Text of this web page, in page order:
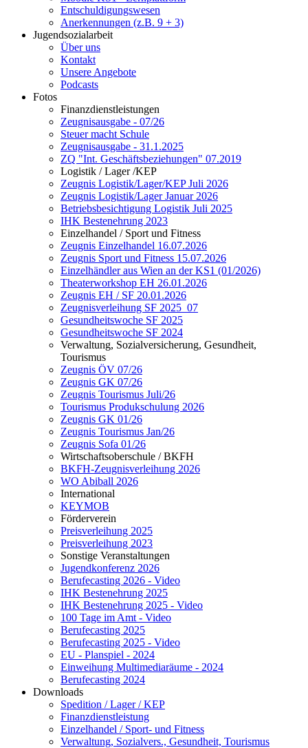
Entschuldigungswesen
Anerkennungen (z.B. 9 + 3)
Jugendsozialarbeit
Über uns
Kontakt
Unsere Angebote
Podcasts
Fotos
Finanzdienstleistungen
Zeugnisausgabe - 07/26
Steuer macht Schule
Zeugnisausgabe - 31.1.2025
ZQ "Int. Geschäftsbeziehungen" 07.2019
Logistik / Lager /KEP
Zeugnis Logistik/Lager/KEP Juli 2026
Zeugnis Logistik/Lager Januar 2026
Betriebsbesichtigung Logistik Juli 2025
IHK Bestenehrung 2023
Einzelhandel / Sport und Fitness
Zeugnis Einzelhandel 16.07.2026
Zeugnis Sport und Fitness 15.07.2026
Einzelhändler aus Wien an der KS1 (01/2026)
Theaterworkshop EH 26.01.2026
Zeugnis EH / SF 20.01.2026
Zeugnisverleihung SF 2025_07
Gesundheitswoche SF 2025
Gesundheitswoche SF 2024
Verwaltung, Sozialversicherung, Gesundheit,
Tourismus
Zeugnis ÖV 07/26
Zeugnis GK 07/26
Zeugnis Tourismus Juli/26
Tourismus Produkschulung 2026
Zeugnis GK 01/26
Zeugnis Tourismus Jan/26
Zeugnis Sofa 01/26
Wirtschaftsoberschule / BKFH
BKFH-Zeugnisverleihung 2026
WO Abiball 2026
International
KEYMOB
Förderverein
Preisverleihung 2025
Preisverleihung 2023
Sonstige Veranstaltungen
Jugendkonferenz 2026
Berufecasting 2026 - Video
IHK Bestenehrung 2025
IHK Bestenehrung 2025 - Video
100 Tage im Amt - Video
Berufecasting 2025
Berufecasting 2025 - Video
EU - Planspiel - 2024
Einweihung Multimediaräume - 2024
Berufecasting 2024
Downloads
Spedition / Lager / KEP
Finanzdienstleistung
Einzelhandel / Sport- und Fitness
Verwaltung, Sozialvers., Gesundheit, Tourismus